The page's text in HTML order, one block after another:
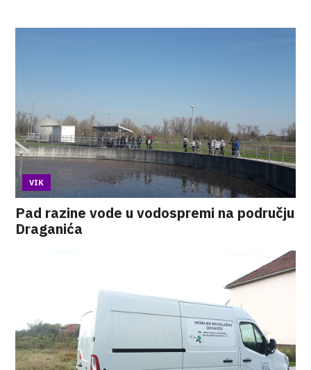
VIK
Pad razine vode u vodospremi na području
Draganića